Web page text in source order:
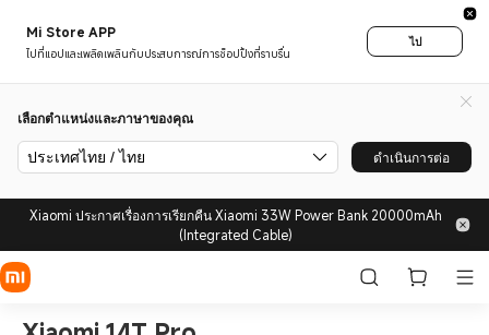
Mi Store APP
ไปที่แอปและเพลิดเพลินกับประสบการณ์การช็อปปิ้งที่ราบรื่น
ไป
เลือกตำแหน่งและภาษาของคุณ
ประเทศไทย / ไทย ดำเนินการต่อ
Xiaomi ประกาศเรื่องการเรียกคืน Xiaomi 33W Power Bank 20000mAh
(Integrated Cable)